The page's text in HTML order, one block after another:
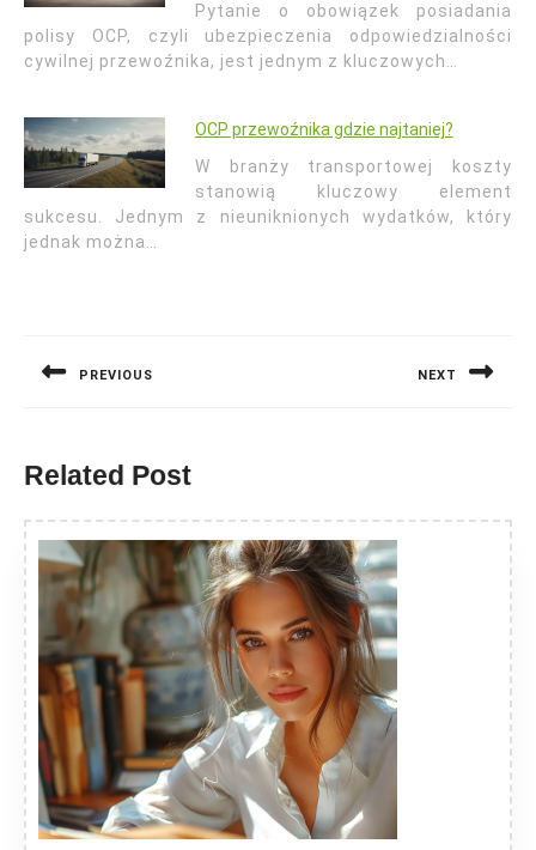
Pytanie o obowiązek posiadania
polisy OCP, czyli ubezpieczenia odpowiedzialności
cywilnej przewoźnika, jest jednym z kluczowych…
OCP przewoźnika gdzie najtaniej?
W branży transportowej koszty
stanowią kluczowy element
sukcesu. Jednym z nieuniknionych wydatków, który
jednak można…
PREVIOUS NEXT
Related Post